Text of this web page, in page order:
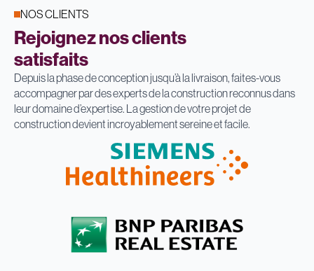
NOS CLIENTS
Rejoignez nos clients
satisfaits
Depuis la phase de conception jusqu’à la livraison, faites-vous
accompagner par des experts de la construction reconnus dans
leur domaine d’expertise. La gestion de votre projet de
construction devient incroyablement sereine et facile.